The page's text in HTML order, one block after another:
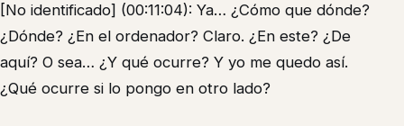
[No identificado] (00:11:04): Ya… ¿Cómo que dónde?
¿Dónde? ¿En el ordenador? Claro. ¿En este? ¿De
aquí? O sea… ¿Y qué ocurre? Y yo me quedo así.
¿Qué ocurre si lo pongo en otro lado?